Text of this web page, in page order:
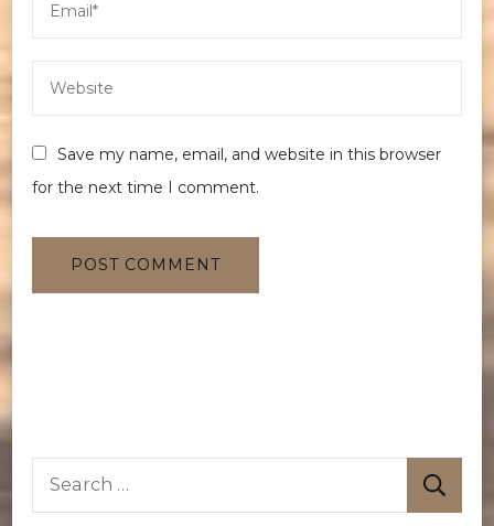
Save my name, email, and website in this browser
for the next time I comment.
Search